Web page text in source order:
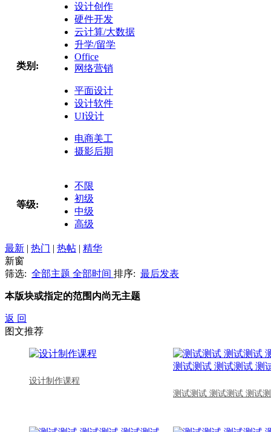
类别:
设计创作
硬件开发
云计算/大数据
升学/留学
Office
网络营销
平面设计
设计软件
UI设计
电商美工
摄影后期
等级:
不限
初级
中级
高级
最新 | 热门 | 热帖 | 精华
新窗
筛选: 全部主题 全部时间 排序: 最后发表
本版块或指定的范围内尚无主题
返 回
图文推荐
设计制作课程
测试测试 测试测试 测试